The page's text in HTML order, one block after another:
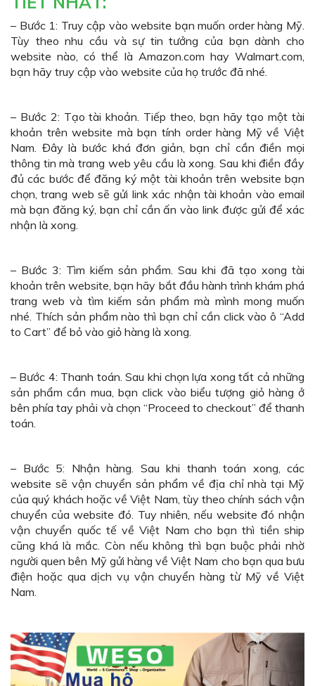
– Bước 1: Truy cập vào website bạn muốn order hàng Mỹ.
Tùy theo nhu cầu và sự tin tưởng của bạn dành cho
website nào, có thể là Amazon.com hay Walmart.com,
bạn hãy truy cập vào website của họ trước đã nhé.
– Bước 2: Tạo tài khoản. Tiếp theo, bạn hãy tạo một tài
khoản trên website mà bạn tính order hàng Mỹ về Việt
Nam. Đây là bước khá đơn giản, bạn chỉ cần điền mọi
thông tin mà trang web yêu cầu là xong. Sau khi điền đầy
đủ các bước để đăng ký một tài khoản trên website bạn
chọn, trang web sẽ gửi link xác nhận tài khoản vào email
mà bạn đăng ký, bạn chỉ cần ấn vào link được gửi để xác
nhận là xong.
– Bước 3: Tìm kiếm sản phẩm. Sau khi đã tạo xong tài
khoản trên website, bạn hãy bắt đầu hành trình khám phá
trang web và tìm kiếm sản phẩm mà mình mong muốn
nhé. Thích sản phẩm nào thì bạn chỉ cần click vào ô “Add
to Cart” để bỏ vào giỏ hàng là xong.
– Bước 4: Thanh toán. Sau khi chọn lựa xong tất cả những
sản phẩm cần mua, bạn click vào biểu tượng giỏ hàng ở
bên phía tay phải và chọn “Proceed to checkout” để thanh
toán.
– Bước 5: Nhận hàng. Sau khi thanh toán xong, các
website sẽ vận chuyển sản phẩm về địa chỉ nhà tại Mỹ
của quý khách hoặc về Việt Nam, tùy theo chính sách vận
chuyển của website đó. Tuy nhiên, nếu website đó nhận
vận chuyển quốc tế về Việt Nam cho bạn thì tiền ship
cũng khá là mắc. Còn nếu không thì bạn buộc phải nhờ
người quen bên Mỹ gửi hàng về Việt Nam cho bạn qua bưu
điện hoặc qua dịch vụ vận chuyển hàng từ Mỹ về Việt
Nam.